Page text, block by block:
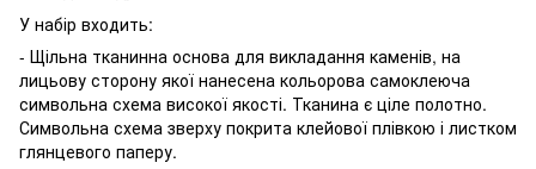
У набір входить:
- Щільна тканинна основа для викладання каменів, на
лицьову сторону якої нанесена кольорова самоклеюча
символьна схема високої якості. Тканина є ціле полотно.
Символьна схема зверху покрита клейової плівкою і листком
глянцевого паперу.